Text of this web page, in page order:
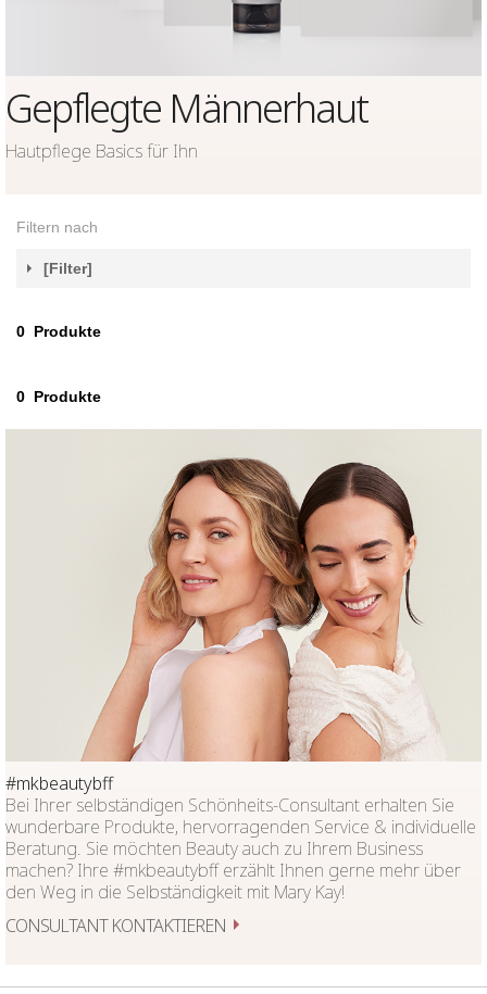
Gepflegte Männerhaut
Hautpflege Basics für Ihn
Filtern nach
[Filter]
0 Produkte
0 Produkte
#mkbeautybff
Bei Ihrer selbständigen Schönheits-Consultant erhalten Sie
wunderbare Produkte, hervorragenden Service & individuelle
Beratung. Sie möchten Beauty auch zu Ihrem Business
machen? Ihre #mkbeautybff erzählt Ihnen gerne mehr über
den Weg in die Selbständigkeit mit Mary Kay!
CONSULTANT KONTAKTIEREN